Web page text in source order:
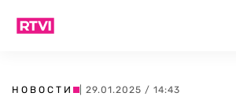
НОВОСТИ | 29.01.2025 / 14:43